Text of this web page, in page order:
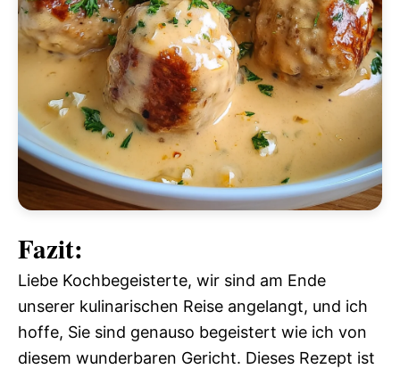
Fazit:
Liebe Kochbegeisterte, wir sind am Ende
unserer kulinarischen Reise angelangt, und ich
hoffe, Sie sind genauso begeistert wie ich von
diesem wunderbaren Gericht. Dieses Rezept ist